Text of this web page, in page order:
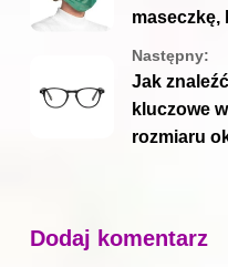
maseczkę,
Następny:
Jak
kluczowe
rozmiaru
Dodaj komentarz